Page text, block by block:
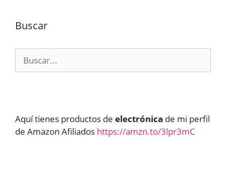
Buscar
Aquí tienes productos de electrónica de mi perfil
de Amazon Afiliados https://amzn.to/3lpr3mC